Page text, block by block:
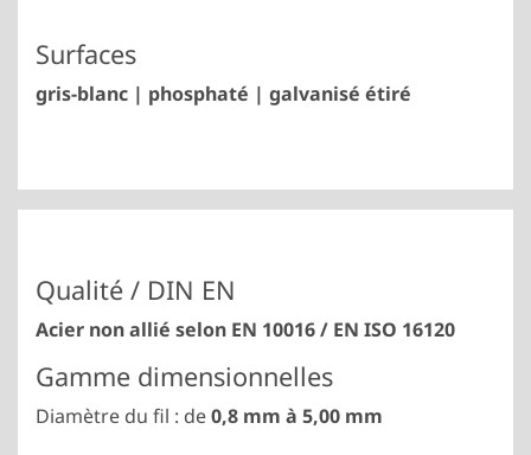
Surfaces
gris-blanc | phosphaté | galvanisé étiré
Qualité / DIN EN
Acier non allié selon EN 10016 / EN ISO 16120
Gamme dimensionnelles
Diamètre du fil : de0,8 mm à 5,00 mm